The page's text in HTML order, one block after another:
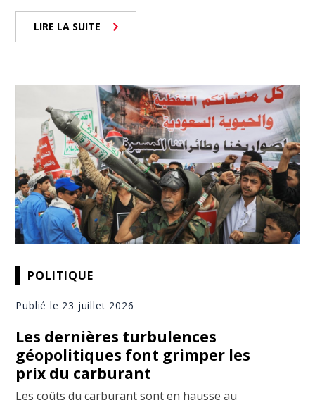
LIRE LA SUITE
POLITIQUE
Publié le 23 juillet 2026
Les dernières turbulences
géopolitiques font grimper les
prix du carburant
Les coûts du carburant sont en hausse au